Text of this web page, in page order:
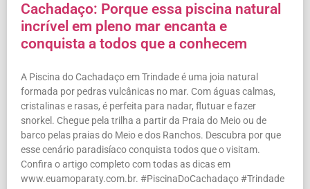
Cachadaço: Porque essa piscina natural
incrível em pleno mar encanta e
conquista a todos que a conhecem
A Piscina do Cachadaço em Trindade é uma joia natural
formada por pedras vulcânicas no mar. Com águas calmas,
cristalinas e rasas, é perfeita para nadar, flutuar e fazer
snorkel. Chegue pela trilha a partir da Praia do Meio ou de
barco pelas praias do Meio e dos Ranchos. Descubra por que
esse cenário paradisíaco conquista todos que o visitam.
Confira o artigo completo com todas as dicas em
www.euamoparaty.com.br. #PiscinaDoCachadaço #Trindade